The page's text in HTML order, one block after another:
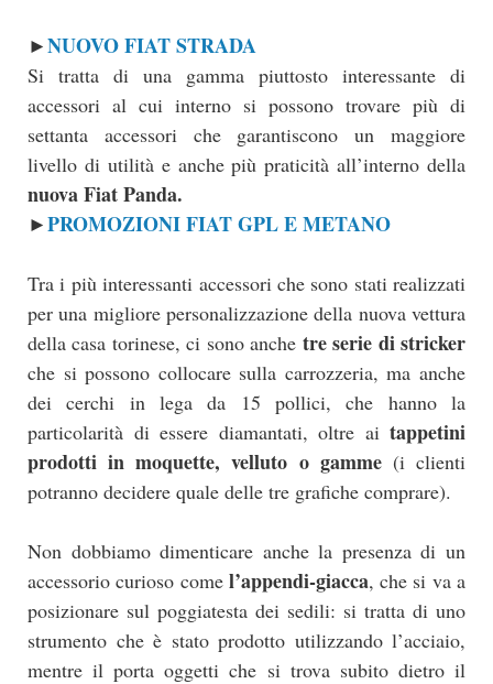
►NUOVO FIAT STRADA
Si tratta di una gamma piuttosto interessante di
accessori al cui interno si possono trovare più di
settanta accessori che garantiscono un maggiore
livello di utilità e anche più praticità all’interno della
nuova Fiat Panda.
►PROMOZIONI FIAT GPL E METANO
Tra i più interessanti accessori che sono stati realizzati
per una migliore personalizzazione della nuova vettura
della casa torinese, ci sono anche tre serie di stricker
che si possono collocare sulla carrozzeria, ma anche
dei cerchi in lega da 15 pollici, che hanno la
particolarità di essere diamantati, oltre ai tappetini
prodotti in moquette, velluto o gamme(i clienti
potranno decidere quale delle tre grafiche comprare).
Non dobbiamo dimenticare anche la presenza di un
accessorio curioso come l’appendi-giacca, che si va a
posizionare sul poggiatesta dei sedili: si tratta di uno
strumento che è stato prodotto utilizzando l’acciaio,
mentre il porta oggetti che si trova subito dietro il